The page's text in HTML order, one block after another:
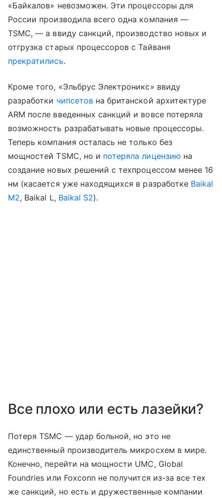
«Байкалов» невозможен. Эти процессоры для
России производила всего одна компания —
TSMC, — а ввиду санкций, производство новых и
отгрузка старых процессоров с Тайваня
прекратились.
Кроме того, «Эльбрус Электроникс» ввиду
разработки чипсетовна британской архитектуре
ARM после введенных санкций и вовсе потеряла
возможность разрабатывать новые процессоры.
Теперь компания осталась не только без
мощностей TSMC, но и потеряла лицензию на
создание новых решений с техпроцессом менее 16
нм (касается уже находящихся в разработке Baikal
M2, Baikal L, Baikal S2).
Все плохо или есть лазейки?
Потеря TSMC — удар больной, но это не
единственный производитель микросхем в мире.
Конечно, перейти на мощности UMC, Global
Foundries или Foxconn не получится из-за все тех
же санкций, но есть и дружественные компании